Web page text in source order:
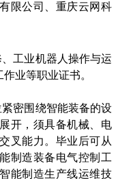
限公司、重庆云网科
工业机器人操作与运
业等职业证书。
密围绕智能装备的设
开，须具备机械、电
叉能力。毕业后可从
制造装备电气控制工
能制造生产线运维技